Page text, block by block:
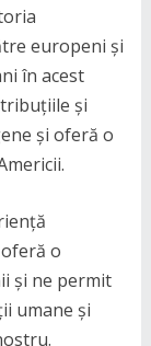
europeni și
în acest
și
și oferă o
o
și ne permit
umane și